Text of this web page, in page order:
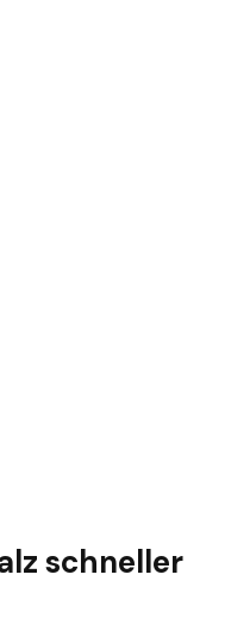
schneller